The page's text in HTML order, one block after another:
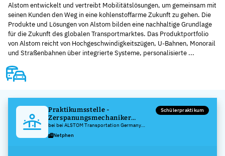
Alstom entwickelt und vertreibt Mobilitätslösungen, um gemeinsam mit
seinen Kunden den Weg in eine kohlenstoffarme Zukunft zu gehen. Die
Produkte und Lösungen von Alstom bilden eine nachhaltige Grundlage
für die Zukunft des globalen Transportmarktes. Das Produktportfolio
von Alstom reicht von Hochgeschwindigkeitszügen, U-Bahnen, Monorail
und Straßenbahnen über integrierte Systeme, personalisierte ...
Praktikumsstelle -
Zerspanungsmechaniker
(m/w/d)
bei bei ALSTOM Transportation Germany
GmbH
Schülerpraktikum
Netphen